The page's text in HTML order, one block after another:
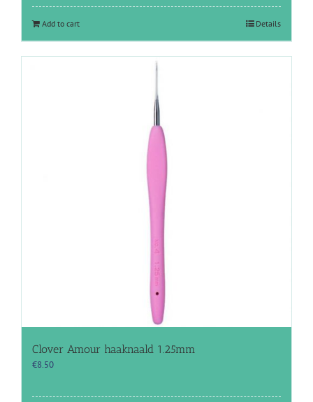
Add to cart Details
Clover Amour haaknaald 1.25mm
€8.50